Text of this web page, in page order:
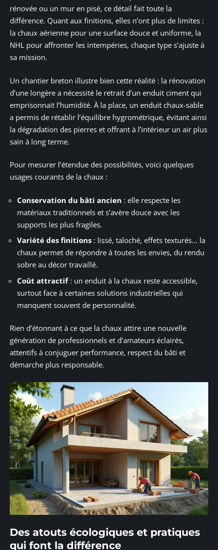
rénovée ou un mur en pisé, ce détail fait toute la
différence. Quant aux finitions, elles n’ont plus de limites :
la chaux aérienne pour une surface douce et uniforme, la
NHL pour affronter les intempéries, chaque type s’ajuste à
sa mission.
Un chantier breton illustre bien cette réalité : la rénovation
d’une longère a nécessité le retrait d’un enduit ciment qui
emprisonnait l’humidité. À la place, un enduit chaux-sable
a permis de rétablir l’équilibre hygrométrique, évitant ainsi
la dégradation des pierres et offrant à l’intérieur un air plus
sain à long terme.
Pour mesurer l’étendue des possibilités, voici quelques
usages courants de la chaux :
Conservation du bâti ancien : elle respecte les
matériaux traditionnels et s’avère douce avec les
supports les plus fragiles.
Variété des finitions : lissé, taloché, effets texturés… la
chaux permet de répondre à toutes les envies, du rendu
sobre au décor travaillé.
Coût attractif: un enduit à la chaux reste accessible,
surtout face à certaines solutions industrielles qui
manquent souvent de personnalité.
Rien d’étonnant à ce que la chaux attire une nouvelle
génération de professionnels et d’amateurs éclairés,
attentifs à conjuguer performance, respect du bâti et
démarche plus responsable.
Des atouts écologiques et pratiques
qui font la différence